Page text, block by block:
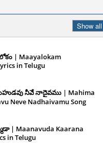
Show all
Maayalokam
in Telugu
నీవే నాదైవము | Mahima
Neve Nadhaivamu Song
| Maanavuda Kaarana
in Telugu